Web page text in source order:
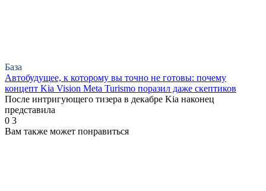
База
Автобудущее, к которому вы точно не готовы: почему
концепт Kia Vision Meta Turismo поразил даже скептиков
После интригующего тизера в декабре Kia наконец
представила
0 3
Вам также может понравиться